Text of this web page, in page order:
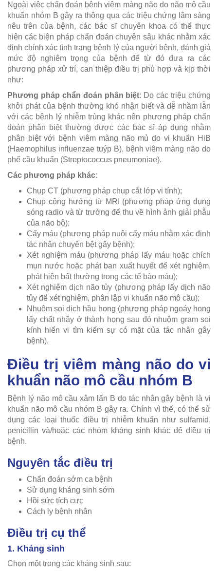
Ngoài việc chẩn đoán bệnh viêm màng não do não mô cầu
khuẩn nhóm B gây ra thông qua các triệu chứng lâm sàng
nêu trên của bệnh, các bác sĩ chuyên khoa có thể thực
hiện các biện pháp chẩn đoán chuyên sâu khác nhằm xác
định chính xác tình trạng bệnh lý của người bệnh, đánh giá
mức độ nghiêm trọng của bệnh để từ đó đưa ra các
phương pháp xử trí, can thiệp điều trị phù hợp và kịp thời
như:
Phương pháp chẩn đoán phân biệt: Do các triệu chứng
khởi phát của bệnh thường khó nhận biết và dễ nhầm lẫn
với các bệnh lý nhiễm trùng khác nên phương pháp chẩn
đoán phân biệt thường được các bác sĩ áp dụng nhằm
phân biệt với bệnh viêm màng não mủ do vi khuẩn HiB
(Haemophilus influenzae tuýp B), bệnh viêm màng não do
phế cầu khuẩn (Streptococcus pneumoniae).
Các phương pháp khác:
Chụp CT (phương pháp chụp cắt lớp vi tính);
Chụp cộng hưởng từ MRI (phương pháp ứng dụng
sóng radio và từ trường để thu về hình ảnh giải phẫu
của não bộ);
Cấy máu (phương pháp nuôi cấy máu nhằm xác định
tác nhân chuyên bệt gây bệnh);
Xét nghiệm máu (phương pháp lấy máu hoặc chích
mụn nước hoặc phát ban xuất huyết để xét nghiệm,
phát hiện bất thường trong các tế bào máu);
Xét nghiệm dịch não tủy (phương pháp lấy dịch não
tủy để xét nghiệm, phân lập vi khuẩn não mô cầu);
Nhuộm soi dịch hầu họng (phương pháp ngoáy họng
lấy chất nhầy ở thành họng sau đó nhuộm gram soi
kính hiển vi tìm kiếm sự có mặt của tác nhân gây
bệnh).
Điều trị viêm màng não do vi
khuẩn não mô cầu nhóm B
Bệnh lý não mô cầu xâm lấn B do tác nhân gây bệnh là vi
khuẩn não mô cầu nhóm B gây ra. Chính vì thế, có thể sử
dụng các loại thuốc điều trị nhiễm khuẩn như sulfamid,
penicillin và/hoặc các nhóm kháng sinh khác để điều trị
bệnh.
Nguyên tắc điều trị
Chẩn đoán sớm ca bệnh
Sử dụng kháng sinh sớm
Hồi sức tích cực
Cách ly bệnh nhân
Điều trị cụ thể
1. Kháng sinh
Chọn một trong các kháng sinh sau: